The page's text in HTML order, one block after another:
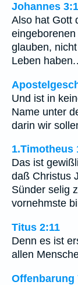
Johannes
Also hat Gott
glauben,
Leben
Und ist in
Name unter
darin wir
1.Timotheus
Das ist
daß Christus
Sünder selig
vornehmste
Titus 2:11
Denn es ist
allen
Offenbarung